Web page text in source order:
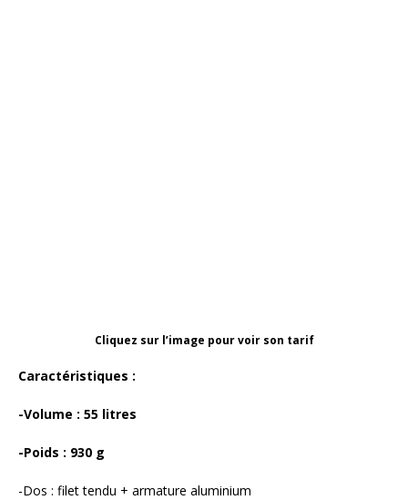
Cliquez sur l’image pour voir son tarif
Caractéristiques :
-Volume : 55 litres
-Poids : 930 g
-Dos : filet tendu + armature aluminium